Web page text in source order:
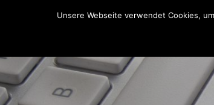
Unsere Webseite verwendet Cookies,